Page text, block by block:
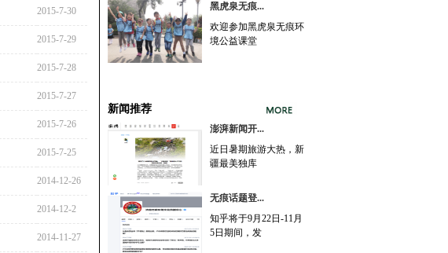
2015-7-30
2015-7-29
2015-7-28
2015-7-27
2015-7-26
2015-7-25
2014-12-26
2014-12-2
2014-11-27
黑虎泉无痕...
欢迎参加黑虎泉无痕环
境公益课堂
新闻推荐
澎湃新闻开...
近日暑期旅游大热，新
疆最美独库
无痕话题登...
知乎将于9月22日-11月
5日期间，发